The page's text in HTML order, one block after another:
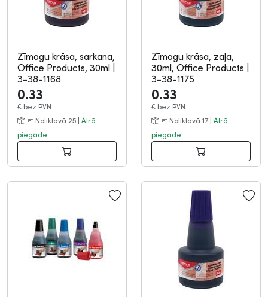
Zīmogu krāsa, sarkana,
Office Products, 30ml
3-38-1168
0.33
€ bez PVN
Noliktavā 25 | Ātrā
piegāde
Zīmogu krāsa, zaļa,
30ml, Office Products
3-38-1175
0.33
€ bez PVN
Noliktavā 17 | Ātrā
piegāde